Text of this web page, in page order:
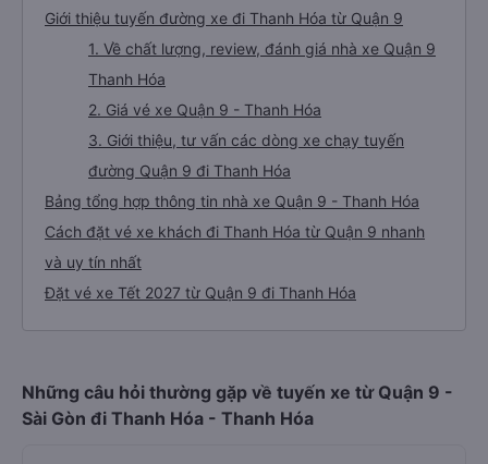
Giới thiệu tuyến đường xe đi Thanh Hóa từ Quận 9
1. Về chất lượng, review, đánh giá nhà xe Quận 9
Thanh Hóa
2. Giá vé xe Quận 9 - Thanh Hóa
3. Giới thiệu, tư vấn các dòng xe chạy tuyến
đường Quận 9 đi Thanh Hóa
Bảng tổng hợp thông tin nhà xe Quận 9 - Thanh Hóa
Cách đặt vé xe khách đi Thanh Hóa từ Quận 9 nhanh
và uy tín nhất
Đặt vé xe Tết 2027 từ Quận 9 đi Thanh Hóa
Những câu hỏi thường gặp về tuyến xe từ Quận 9 -
Sài Gòn đi Thanh Hóa - Thanh Hóa